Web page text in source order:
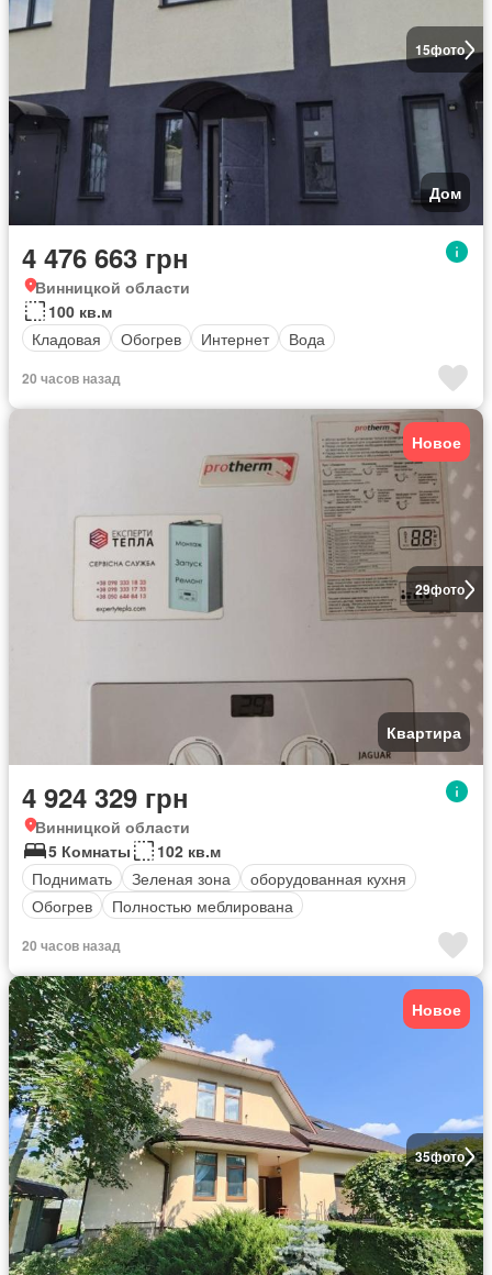
15фото
Дом
4 476 663 грн
Винницкой области
100 кв.м
Кладовая
Обогрев Интернет Вода
20 часов назад
29фото
Новое
Квартира
4 924 329 грн
Винницкой области
5 Комнаты
102 кв.м
Поднимать
Зеленая зона
оборудованная кухня
Обогрев
Полностью меблирована
20 часов назад
35фото
Новое